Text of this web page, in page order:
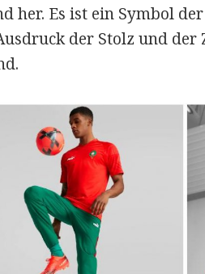
her. Es ist ein Symbol
der Stolz und